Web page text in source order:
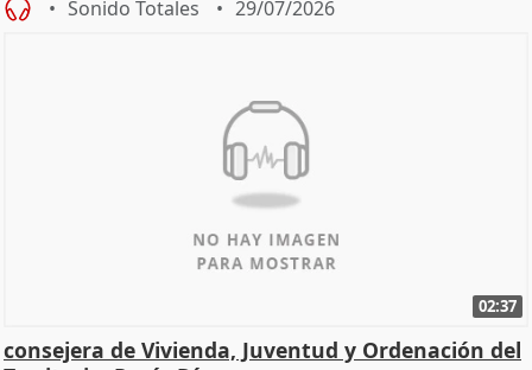
Sonido Totales 29/07/2026
02:37
consejera de Vivienda, Juventud y Ordenación del